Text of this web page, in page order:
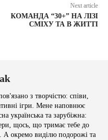
Next article
КОМАНДА “30+” НА ЛІЗІ
СМІХУ ТА В ЖИТТІ
з творчістю: співи,
ігри. Мене наповнює
українська та зарубіжна:
щось, що тримає тебе до
А окремо виділю подорожі та